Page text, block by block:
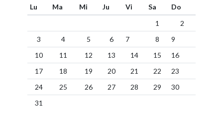
Lu
Ma Mi Ju Vi Sa
Do
1
2
3
4 5 6 7 8
9
10
11 12 13 14 15
16
17
18 19 20 21 22
23
24
25 26 27 28 29
30
31